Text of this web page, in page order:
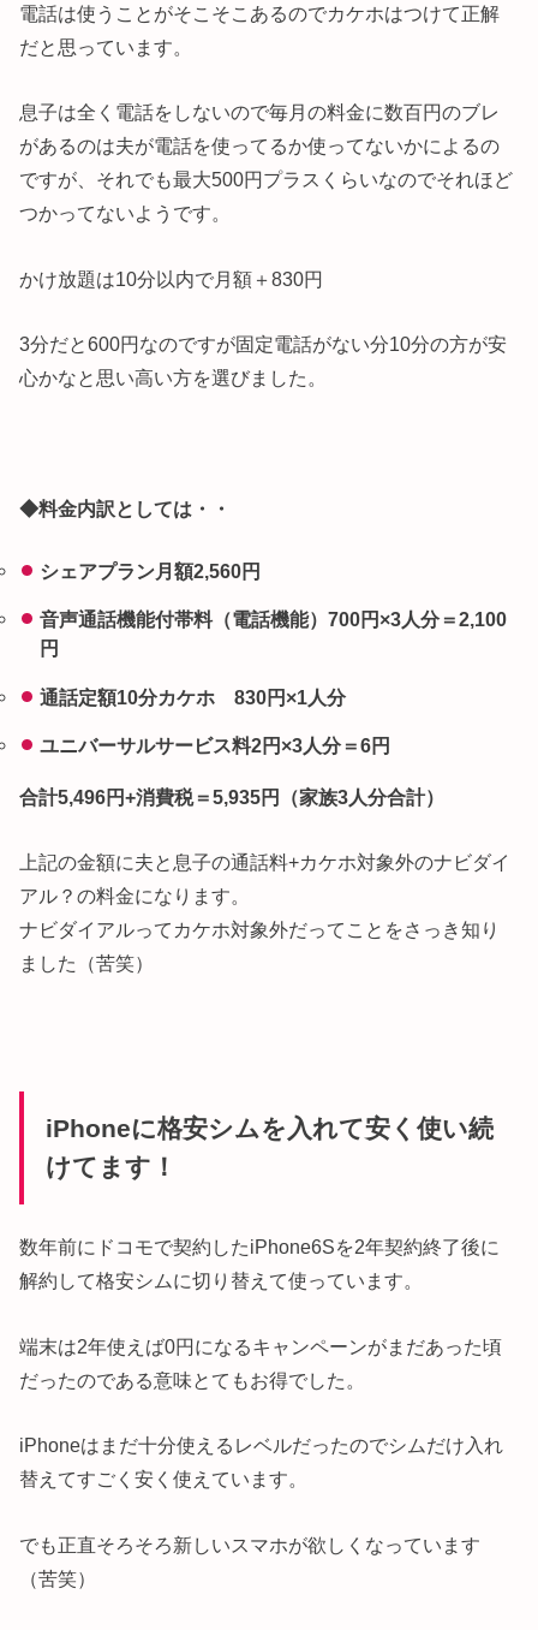
電話は使うことがそこそこあるのでカケホはつけて正解
だと思っています。
息子は全く電話をしないので毎月の料金に数百円のブレ
があるのは夫が電話を使ってるか使ってないかによるの
ですが、それでも最大500円プラスくらいなのでそれほど
つかってないようです。
かけ放題は10分以内で月額＋830円
3分だと600円なのですが固定電話がない分10分の方が安
心かなと思い高い方を選びました。
◆料金内訳としては・・
シェアプラン月額2,560円
音声通話機能付帯料（電話機能）700円×3人分＝2,100
円
通話定額10分カケホ 830円×1人分
ユニバーサルサービス料2円×3人分＝6円
合計5,496円+消費税＝5,935円（家族3人分合計）
上記の金額に夫と息子の通話料+カケホ対象外のナビダイ
アル？の料金になります。
ナビダイアルってカケホ対象外だってことをさっき知り
ました（苦笑）
iPhoneに格安シムを入れて安く使い続
けてます！
数年前にドコモで契約したiPhone6Sを2年契約終了後に
解約して格安シムに切り替えて使っています。
端末は2年使えば0円になるキャンペーンがまだあった頃
だったのである意味とてもお得でした。
iPhoneはまだ十分使えるレベルだったのでシムだけ入れ
替えてすごく安く使えています。
でも正直そろそろ新しいスマホが欲しくなっています
（苦笑）